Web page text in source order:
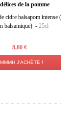
de la pomme
cidre balsapom intense (
balsamique) - 25cl
8,80 €
J'ACHÈTE !